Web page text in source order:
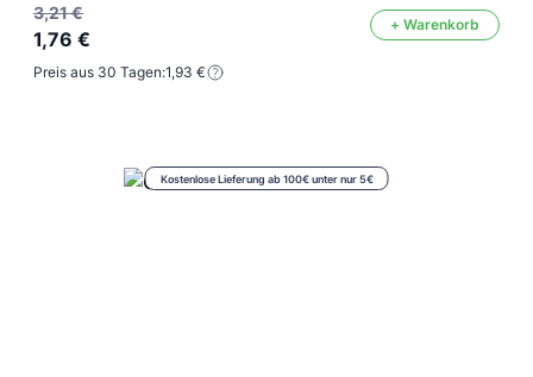
3,21 €
1,76 €
+ Warenkorb
Preis aus 30 Tagen:1,93 €
Kostenlose Lieferung ab 100€ unter nur 5€